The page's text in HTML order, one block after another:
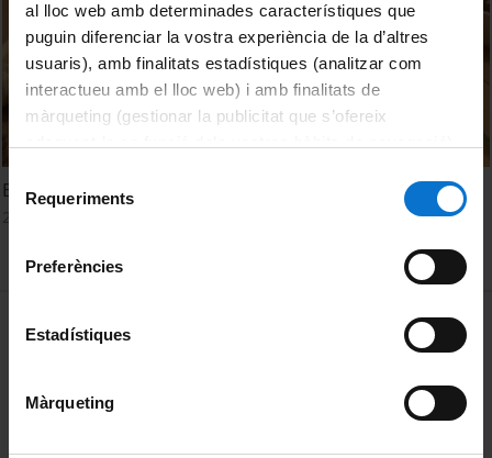
al lloc web amb determinades característiques que
puguin diferenciar la vostra experiència de la d’altres
usuaris), amb finalitats estadístiques (analitzar com
interactueu amb el lloc web) i amb finalitats de
màrqueting (gestionar la publicitat que s’ofereix
consultar laPolítica de galetes del lloc web de la
de Requeriments
Preferències
Estadístiques
Màrqueting
ExpAliments 2013, la festa de l'alimentació i la nutrició
MENÚ PEU 1
Privadesa i termes